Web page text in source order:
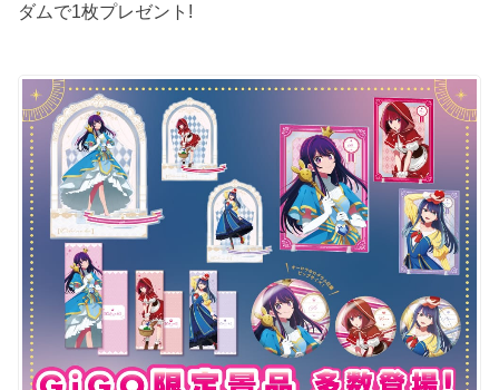
ダムで1枚プレゼント!